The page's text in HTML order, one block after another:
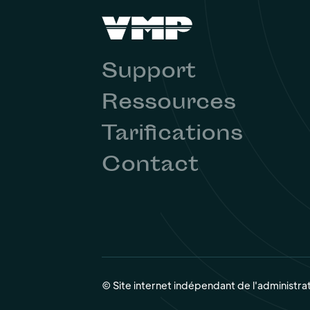
Support
Ressources
Tarifications
Contact
© Site internet indépendant de